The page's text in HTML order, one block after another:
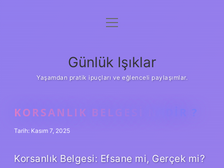
Anasayfa
Yasal Uyarı
menüyü
Günlük Işıklar
Yaşamdan pratik ipuçları ve eğlenceli paylaşımlar.
KORSANLIK BELGESI NEDIR ?
Tarih: Kasım 7, 2025
Korsanlık Belgesi: Efsane mi, Gerçek mi?